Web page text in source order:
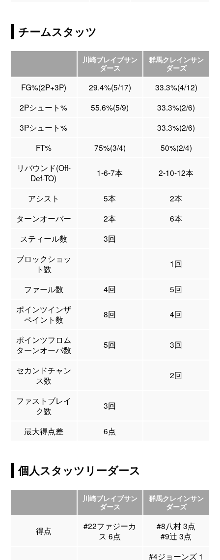
チームスタッツ
川崎ブレイブサン
ダース
群馬クレインサン
ダーズ
FG%(2P+3P) 29.4%(5/17)
33.3%(4/12)
2Pシュート%
55.6%(5/9)
33.3%(2/6)
3Pシュート%
33.3%(2/6)
FT%
75%(3/4)
50%(2/4)
リバウンド(Off-
Def-TO)
1-6-7本 2-10-12本
アシスト 5本
2本
ターンオーバー
2本
6本
スティール数
3回
ブロックショッ
ト数
1回
ファール数 4回
5回
ポインツインザ
ペイント数
8回 4回
ポインツフロム
ターンオーバ数
5回 3回
セカンドチャン
ス数
2回
ファストブレイ
ク数
3回
最大得点差 6点
個人スタッツリーダース
川崎ブレイブサン
ダース
群馬クレインサン
ダーズ
得点
#22ファジーカ
ス 6点
#8八村 3点
#9辻 3点
#4ジョーンズ 1